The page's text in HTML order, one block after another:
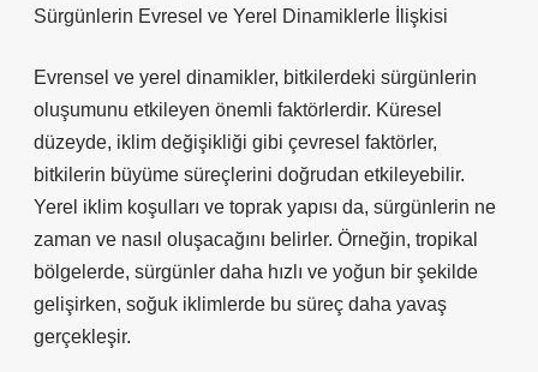
Sürgünlerin Evresel ve Yerel Dinamiklerle İlişkisi
Evrensel ve yerel dinamikler, bitkilerdeki sürgünlerin
oluşumunu etkileyen önemli faktörlerdir. Küresel
düzeyde, iklim değişikliği gibi çevresel faktörler,
bitkilerin büyüme süreçlerini doğrudan etkileyebilir.
Yerel iklim koşulları ve toprak yapısı da, sürgünlerin ne
zaman ve nasıl oluşacağını belirler. Örneğin, tropikal
bölgelerde, sürgünler daha hızlı ve yoğun bir şekilde
gelişirken, soğuk iklimlerde bu süreç daha yavaş
gerçekleşir.